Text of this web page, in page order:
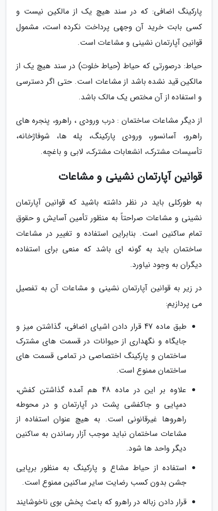
پارکینگ اضافی: که در سند هیچ یک از مالکین نیست و
کسی بابت خرید آن وجهی پرداخت نکرده است، مشمول
قوانین آپارتمان نشینی و مشاعات است.
حیاط: درصورتی که حیاط (حیاط خلوت) در سند هیچ یک از
مالکین قید نشده باشد از مشاعات است. حتی اگر دسترسی
و استفاده از آن مختص یک مالک باشد.
از دیگر مشاعات ساختمان : درب ورودی ، راهرو، پنجره های
راهرو، آسانسور، ورودی پارکینگ، پله ها، شوفاژخانه،
تأسیسات مشترک، انشعابات مشترک، لابی و باغچه.
قوانین آپارتمان نشینی و مشاعات
به طورکلی باید در نظر داشته باشید که قوانین آپارتمان
نشینی و مشاعات صراحتاً به منظور تأمین آسایش و حقوق
تمام ساکنین است. بنابراین استفاده و تغییر در مشاعات
ساختمان باید به گونه ای باشد که منعی برای استفاده
دیگران به وجود نیاورد.
در زیر به قوانین آپارتمان نشینی و مشاعات آن به تفصیل
می پردازیم:
طبق ماده 47 قرار دادن اشیای اضافی، گذاشتن میز و
جایگاه و نگهداری از حیوانات در قسمت های مشترک
ساختمان و پارکینگ اختصاصی در تمامی قسمت های
ساختمان ممنوع است.
علاوه بر این در ماده 48 هم آمده گذاشتن کفش،
دمپایی و جاکفشی پشت در آپارتمان و در محوطه
راهروها غیرقانونی است. به هیچ عنوان استفاده از
مشاعات ساختمان نباید موجب آزار رساندن به ساکنین
دیگر واحد ها شود.
استفاده از حیاط مشاع و پارکینگ به منظور برپایی
جشن بدون کسب رضایت سایر ساکنین ممنوع است.
قرار دادن زباله در راهرو که باعث پخش بوی ناخوشایند